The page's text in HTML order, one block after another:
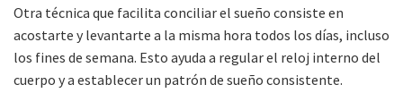
Otra técnica que facilita conciliar el sueño consiste en
acostarte y levantarte a la misma hora todos los días, incluso
los fines de semana. Esto ayuda a regular el reloj interno del
cuerpo y a establecer un patrón de sueño consistente.